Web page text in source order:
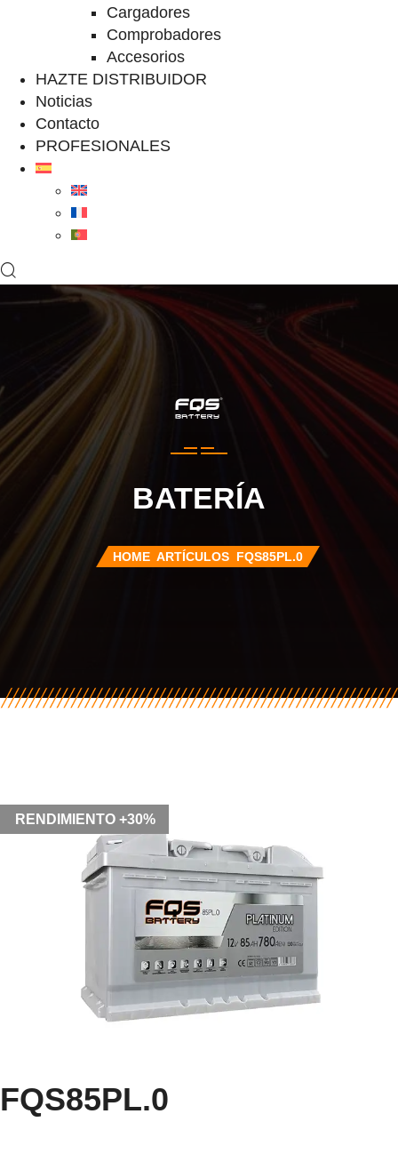
Cargadores
Comprobadores
Accesorios
HAZTE DISTRIBUIDOR
Noticias
Contacto
PROFESIONALES
BATERÍA
HOME ARTÍCULOS FQS85PL.0
RENDIMIENTO +30%
FQS85PL.0